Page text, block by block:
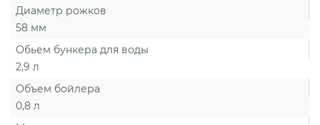
Диаметр рожков
58 мм
Обьем бункера для воды
2,9 л
Объем бойлера
0,8 л